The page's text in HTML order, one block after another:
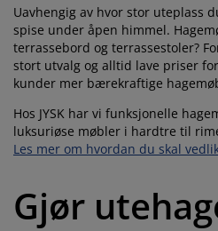
Uavhengig av hvor stor uteplass
spise under åpen himmel.
terrassebord og terrassestoler?
stort utvalg og alltid lave priser
kunder mer bærekraftige
Hos JYSK har vi funksjonelle
luksuriøse møbler i hardtre til
Les mer om hvordan du skal
Gjør